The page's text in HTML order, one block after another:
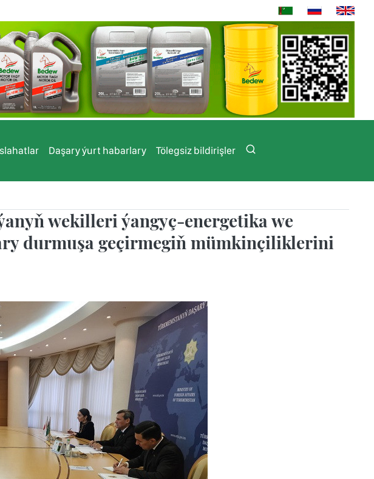
Daşary ýurt habarlary Tölegsiz bildirişler
wekilleri ýangyç-energetika we
durmuşa geçirmegiň mümkinçiliklerini